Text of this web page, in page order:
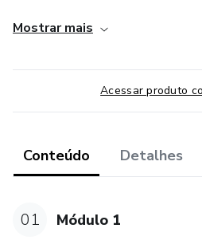
Técnicas Fundamentais de
a arte da aplicação correta das
Adaptação da Ventosaterapia a
atender às necessidades
Mostrar mais
Acessar produto
Conteúdo Detalhes
01 Módulo 1